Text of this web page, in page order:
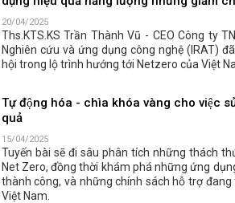
20/04/2025
Ths.KTS.KS Trần Thành Vũ - CEO Công ty
Nghiên cứu và ứng dụng công nghệ (IRAT)
hội trong lộ trình hướng tới Netzero của Việt
Tự động hóa - chìa khóa vàng cho việc
quả
15/04/2025
Tuyến bài sẽ đi sâu phân tích những thách
Net Zero, đồng thời khám phá những ứng
thành công, và những chính sách hỗ trợ
Việt Nam.